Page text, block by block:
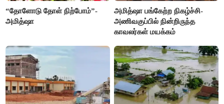
“தோளோடு தோள் நிற்போம்”-
அமித்ஷா
அமித்ஷா பங்கேற்ற நிகழ்ச்சி-
அணிவகுப்பில் நின்றிருந்த
காவலர்கள் மயக்கம்